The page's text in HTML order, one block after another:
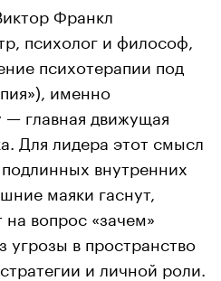
Франкл
психолог и философ,
психотерапии под
именно
главная движущая
Для лидера этот смысл
внутренних
маяки гаснут,
на вопрос «зачем»
угрозы в пространство
и личной роли.